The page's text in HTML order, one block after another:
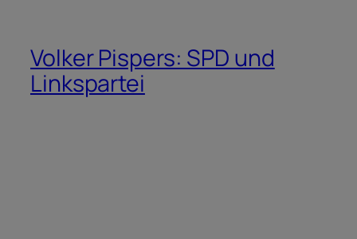
Volker Pispers: SPD und
Linkspartei